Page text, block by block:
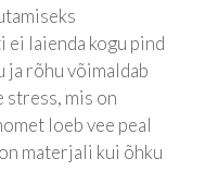
laienda kogu pind
ja rõhu võimaldab
stress, mis on
loeb vee peal
materjali kui õhku